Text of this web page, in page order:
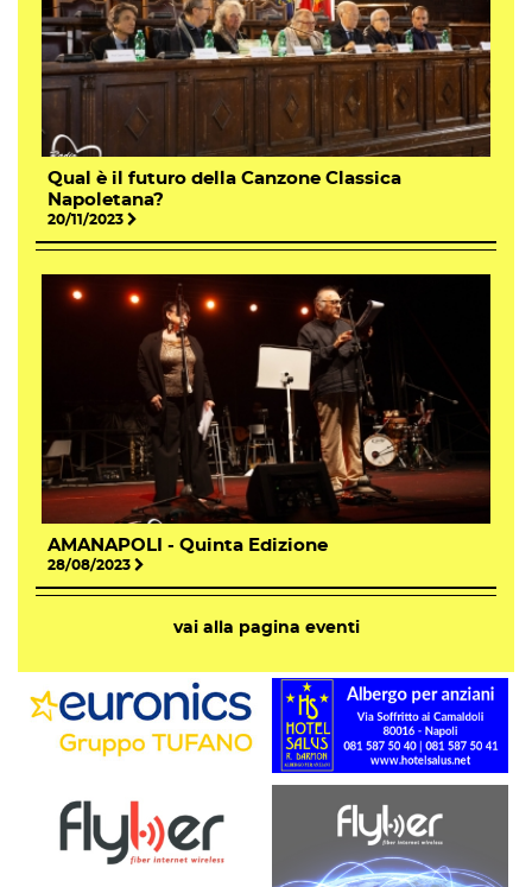
Qual è il futuro della Canzone Classica
Napoletana?
20/11/2023
AMANAPOLI - Quinta Edizione
28/08/2023
vai alla pagina eventi